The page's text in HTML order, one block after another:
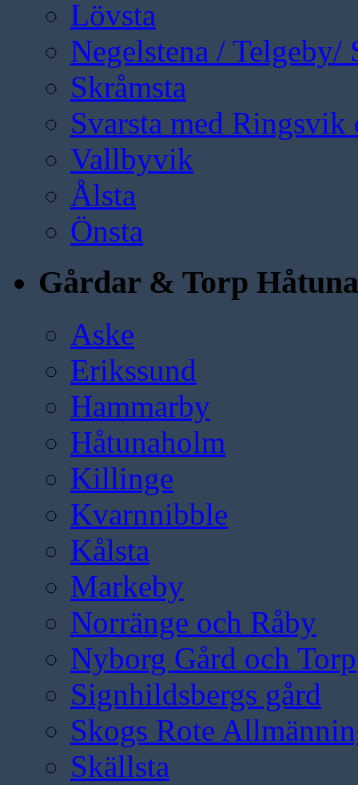
Lövsta
Negelstena / Telgeby/
Skråmsta
Svarsta med Ringsvik
Vallbyvik
Ålsta
Önsta
Gårdar & Torp Håtuna
Aske
Erikssund
Hammarby
Håtunaholm
Killinge
Kvarnnibble
Kålsta
Markeby
Norränge och Råby
Nyborg Gård och Torp
Signhildsbergs gård
Skogs Rote
Skällsta